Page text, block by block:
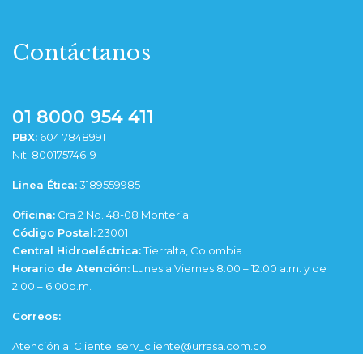
Contáctanos
01 8000 954 411
PBX: 604 7848991
Nit: 800175746-9
Línea Ética:3189559985
Oficina: Cra 2 No. 48-08 Montería.
Código Postal:23001
Central Hidroeléctrica:Tierralta, Colombia
Horario de Atención: Lunes a Viernes 8:00 – 12:00 a.m. y de
2:00 – 6:00p.m.
Correos:
Atención al Cliente: serv_cliente@urrasa.com.co